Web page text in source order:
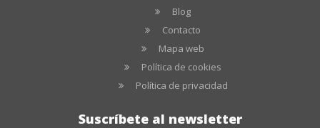
Blog
Contacto
Mapa web
Política de cookies
Política de privacidad
Suscríbete al newsletter